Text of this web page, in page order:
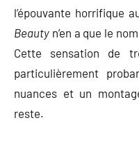
l’épouvante horrifique
Beauty n’en a que le
Cette sensation de
particulièrement
nuances et un
reste.